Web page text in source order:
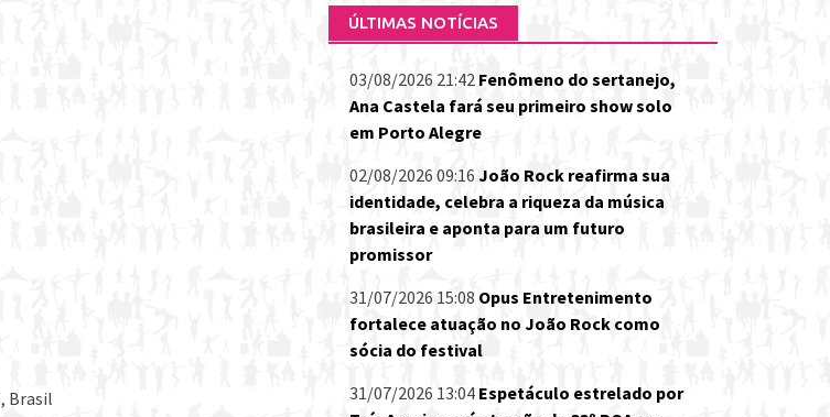
Brasil
ÚLTIMAS NOTÍCIAS
03/08/2026 21:42 Fenômeno do sertanejo,
Ana Castela fará seu primeiro show solo
em Porto Alegre
02/08/2026 09:16 João Rock reafirma sua
identidade, celebra a riqueza da música
brasileira e aponta para um futuro
promissor
31/07/2026 15:08 Opus Entretenimento
fortalece atuação no João Rock como
sócia do festival
31/07/2026 13:04 Espetáculo estrelado por